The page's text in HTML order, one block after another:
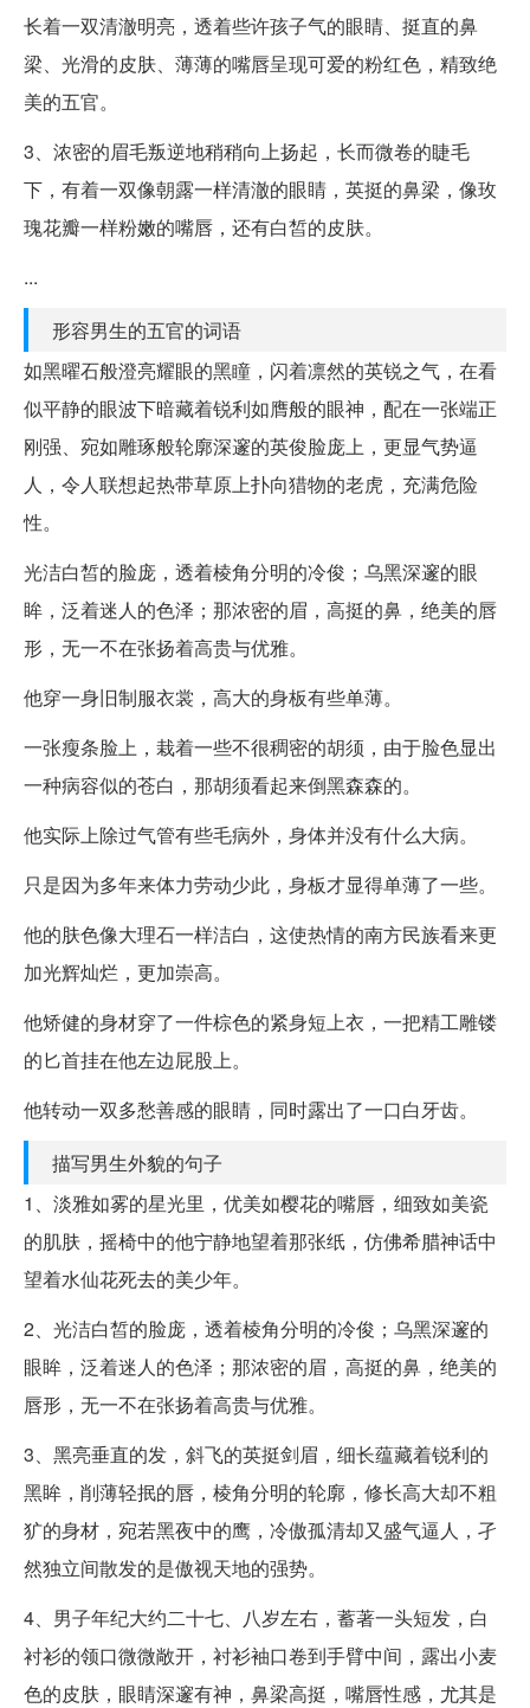
长着一双清澈明亮，透着些许孩子气的眼睛、挺直的鼻
梁、光滑的皮肤、薄薄的嘴唇呈现可爱的粉红色，精致绝
美的五官。
3、浓密的眉毛叛逆地稍稍向上扬起，长而微卷的睫毛
下，有着一双像朝露一样清澈的眼睛，英挺的鼻梁，像玫
瑰花瓣一样粉嫩的嘴唇，还有白皙的皮肤。
...
形容男生的五官的词语
如黑曜石般澄亮耀眼的黑瞳，闪着凛然的英锐之气，在看
似平静的眼波下暗藏着锐利如膺般的眼神，配在一张端正
刚强、宛如雕琢般轮廓深邃的英俊脸庞上，更显气势逼
人，令人联想起热带草原上扑向猎物的老虎，充满危险
性。
光洁白皙的脸庞，透着棱角分明的冷俊；乌黑深邃的眼
眸，泛着迷人的色泽；那浓密的眉，高挺的鼻，绝美的唇
形，无一不在张扬着高贵与优雅。
他穿一身旧制服衣裳，高大的身板有些单薄。
一张瘦条脸上，栽着一些不很稠密的胡须，由于脸色显出
一种病容似的苍白，那胡须看起来倒黑森森的。
他实际上除过气管有些毛病外，身体并没有什么大病。
只是因为多年来体力劳动少此，身板才显得单薄了一些。
他的肤色像大理石一样洁白，这使热情的南方民族看来更
加光辉灿烂，更加崇高。
他矫健的身材穿了一件棕色的紧身短上衣，一把精工雕镂
的匕首挂在他左边屁股上。
他转动一双多愁善感的眼睛，同时露出了一口白牙齿。
描写男生外貌的句子
1、淡雅如雾的星光里，优美如樱花的嘴唇，细致如美瓷
的肌肤，摇椅中的他宁静地望着那张纸，仿佛希腊神话中
望着水仙花死去的美少年。
2、光洁白皙的脸庞，透着棱角分明的冷俊；乌黑深邃的
眼眸，泛着迷人的色泽；那浓密的眉，高挺的鼻，绝美的
唇形，无一不在张扬着高贵与优雅。
3、黑亮垂直的发，斜飞的英挺剑眉，细长蕴藏着锐利的
黑眸，削薄轻抿的唇，棱角分明的轮廓，修长高大却不粗
犷的身材，宛若黑夜中的鹰，冷傲孤清却又盛气逼人，孑
然独立间散发的是傲视天地的强势。
4、男子年纪大约二十七、八岁左右，蓄著一头短发，白
衬衫的领口微微敞开，衬衫袖口卷到手臂中间，露出小麦
色的皮肤，眼睛深邃有神，鼻梁高挺，嘴唇性感，尤其是